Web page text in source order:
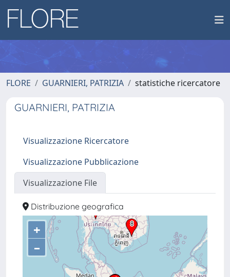
FLORE GUARNIERI, PATRIZIA statistiche ricercatore
GUARNIERI, PATRIZIA
Visualizzazione Ricercatore
Visualizzazione Pubblicazione
Visualizzazione File
Distribuzione geografica
+
–